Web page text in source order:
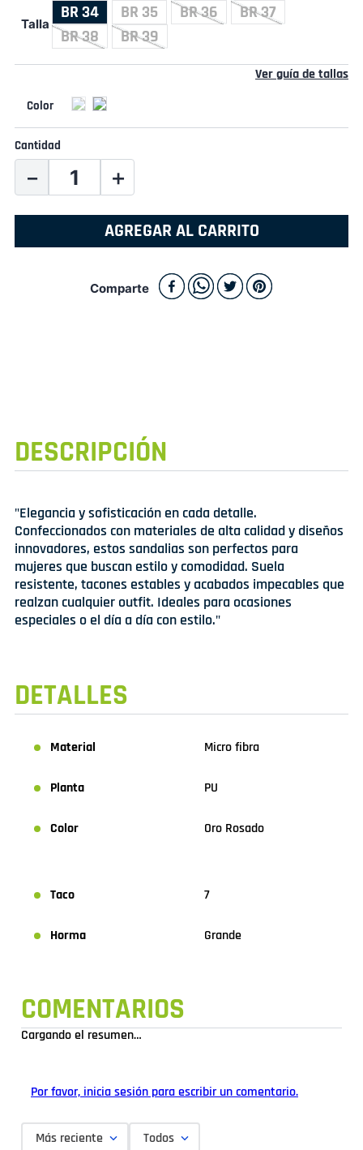
Talla
BR 34 BR 35 BR 36
BR 37
BR 38
BR 39
Ver guía de tallas
Cantidad
＋
－
AGREGAR AL CARRITO
Comparte
DESCRIPCIÓN
"Elegancia y sofisticación en cada detalle.
Confeccionados con materiales de alta calidad y diseños
innovadores, estos sandalias son perfectos para
mujeres que buscan estilo y comodidad. Suela
resistente, tacones estables y acabados impecables que
realzan cualquier outfit. Ideales para ocasiones
especiales o el día a día con estilo."
DETALLES
Material Micro fibra
Planta PU
Color Oro Rosado
Taco 7
Horma Grande
COMENTARIOS
Cargando el resumen…
Por favor, inicia sesión para escribir un comentario.
Más reciente Todos